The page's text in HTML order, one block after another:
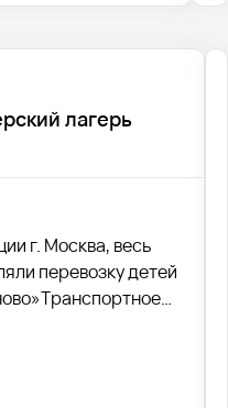
лагерь
г. Москва, весь
перевозку детей
ГАИ в течении
машин.